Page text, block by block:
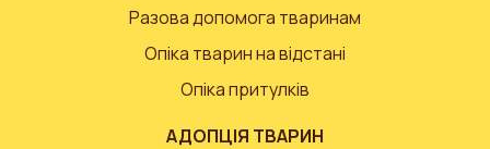
Разова допомога тваринам
Опіка тварин на відстані
Опіка притулків
АДОПЦІЯ ТВАРИН